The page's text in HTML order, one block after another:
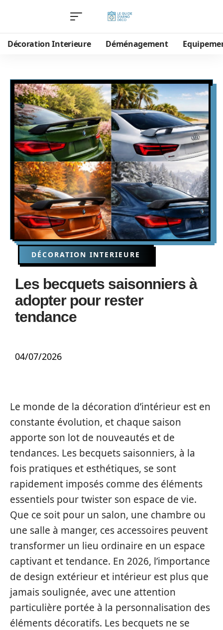
Décoration Interieure Déménagement
DÉCORATION INTERIEURE
Les becquets saisonniers à
adopter pour rester
tendance
04/07/2026
Le monde de la décoration d’intérieur est en
constante évolution, et chaque saison
apporte son lot de nouveautés et de
tendances. Les becquets saisonniers, à la
fois pratiques et esthétiques, se sont
rapidement imposés comme des éléments
essentiels pour twister son espace de vie.
Que ce soit pour un salon, une chambre ou
une salle à manger, ces accessoires peuvent
transformer un lieu ordinaire en un espace
captivant et tendance. En 2026, l’importance
de design extérieur et intérieur est plus que
jamais soulignée, avec une attention
particulière portée à la personnalisation des
éléments décoratifs. Les becquets ne se